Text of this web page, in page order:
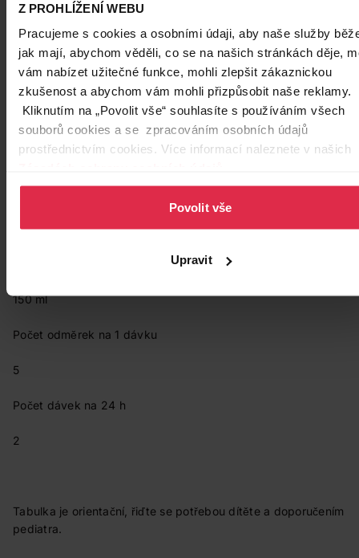
Z PROHLÍŽENÍ WEBU
Pracujeme s cookies a osobními údaji, aby naše služby
jak mají, abychom věděli, co se na našich stránkách děje,
vám nabízet užitečné funkce, mohli zlepšit zákaznickou
zkušenost a abychom vám mohli přizpůsobit naše reklamy.
Kliknutím na „Povolit vše“ souhlasíte s používáním všech
souborů cookies a se zpracováním osobních údajů
prostřednictvím cookies. Více informací naleznete v našich
Povolit vše
Upravit
Mléčný tuk: 3,25 g/100 g; 0,47 g/100 ml
% = referenční hodnota příjmu
1 100ml Beggs 4 = 90 ml vody + 3 zarovnané odměrky (13,5
g prášku).
Doporučené dávkování: 1 zarovnaná odměrka (4,5 g prášku)
na 30 ml vody a odpovídá 87 kJ (21 kcal).
> 24
150 ml
Počet odměrek na 1 dávku
5
Počet dávek na 24 h
2
Tabulka je orientační, řiďte se potřebou dítěte a doporučením
pediatra.